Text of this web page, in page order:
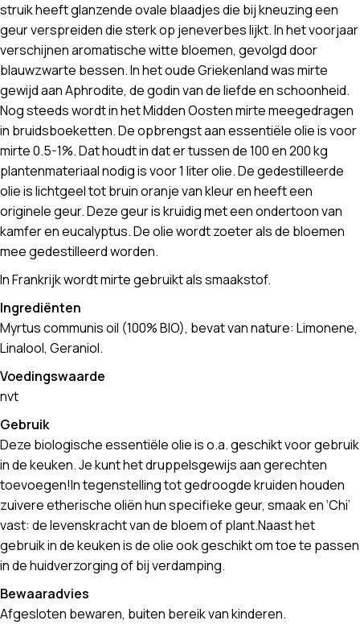
struik heeft glanzende ovale blaadjes die bij kneuzing een
geur verspreiden die sterk op jeneverbes lijkt. In het voorjaar
verschijnen aromatische witte bloemen, gevolgd door
blauwzwarte bessen. In het oude Griekenland was mirte
gewijd aan Aphrodite, de godin van de liefde en schoonheid.
Nog steeds wordt in het Midden Oosten mirte meegedragen
in bruidsboeketten. De opbrengst aan essentiële olie is voor
mirte 0.5-1%. Dat houdt in dat er tussen de 100 en 200 kg
plantenmateriaal nodig is voor 1 liter olie. De gedestilleerde
olie is lichtgeel tot bruin oranje van kleur en heeft een
originele geur. Deze geur is kruidig met een ondertoon van
kamfer en eucalyptus. De olie wordt zoeter als de bloemen
mee gedestilleerd worden.
In Frankrijk wordt mirte gebruikt als smaakstof.
Ingrediënten
Myrtus communis oil (100% BIO), bevat van nature: Limonene,
Linalool, Geraniol.
Voedingswaarde
nvt
Gebruik
Deze biologische essentiële olie is o.a. geschikt voor gebruik
in de keuken. Je kunt het druppelsgewijs aan gerechten
toevoegen!In tegenstelling tot gedroogde kruiden houden
zuivere etherische oliën hun specifieke geur, smaak en ‘Chi’
vast: de levenskracht van de bloem of plant.Naast het
gebruik in de keuken is de olie ook geschikt om toe te passen
in de huidverzorging of bij verdamping.
Bewaaradvies
Afgesloten bewaren, buiten bereik van kinderen.